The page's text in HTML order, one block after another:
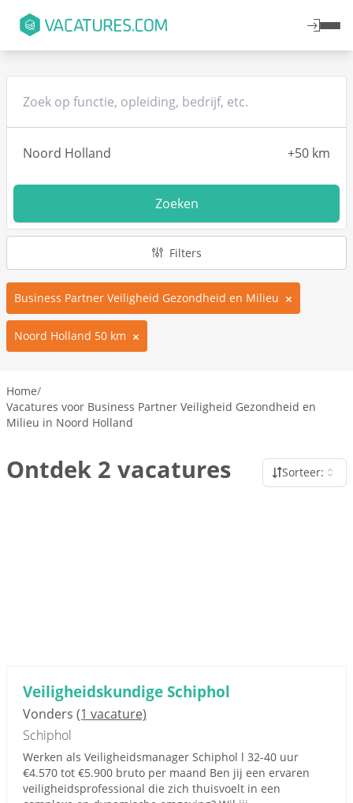
Zoeken
Filters
Business Partner Veiligheid Gezondheid en Milieu
Noord Holland 50 km
Home/
Vacatures voor Business Partner Veiligheid Gezondheid en
Milieu in Noord Holland
Ontdek 2 vacatures Sorteer:
Veiligheidskundige Schiphol
Vonders (1 vacature)
Schiphol
Werken als Veiligheidsmanager Schiphol l 32-40 uur
€4.570 tot €5.900 bruto per maand Ben jij een ervaren
veiligheidsprofessional die zich thuisvoelt in een